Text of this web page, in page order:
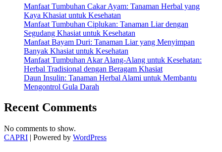
Manfaat Tumbuhan Cakar Ayam: Tanaman Herbal yang
Kaya Khasiat untuk Kesehatan
Manfaat Tumbuhan Ciplukan: Tanaman Liar dengan
Segudang Khasiat untuk Kesehatan
Manfaat Bayam Duri: Tanaman Liar yang Menyimpan
Banyak Khasiat untuk Kesehatan
Manfaat Tumbuhan Akar Alang-Alang untuk Kesehatan:
Herbal Tradisional dengan Beragam Khasiat
Daun Insulin: Tanaman Herbal Alami untuk Membantu
Mengontrol Gula Darah
Recent Comments
No comments to show.
CAPRI | Powered by WordPress